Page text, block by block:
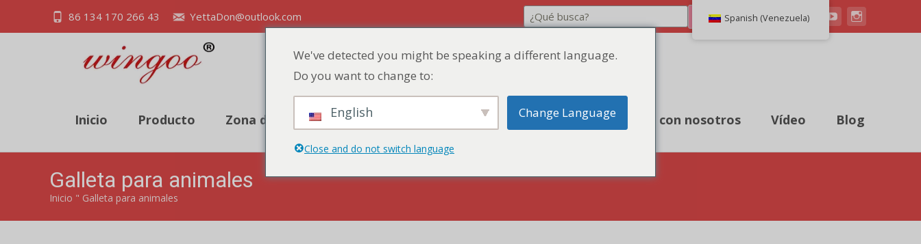
Buscar en
86 134 170 266 43 YettaDon@outlook.com
Inicio Producto Zona de descuento Presupuesto rápido Póngase en contacto con nosotros Vídeo Blog
Galleta para animales
Inicio " Galleta para animales
Spanish (Venezuela)
We've detected you might be speaking a different language.
Do you want to change to:
English Change Language
Close and do not switch language